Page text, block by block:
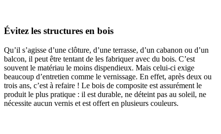
Évitez les structures en bois
Qu’il s’agisse d’une clôture, d’une terrasse, d’un cabanon ou d’un
balcon, il peut être tentant de les fabriquer avec du bois. C’est
souvent le matériau le moins dispendieux. Mais celui-ci exige
beaucoup d’entretien comme le vernissage. En effet, après deux ou
trois ans, c’est à refaire ! Le bois de composite est assurément le
produit le plus pratique : il est durable, ne déteint pas au soleil, ne
nécessite aucun vernis et est offert en plusieurs couleurs.